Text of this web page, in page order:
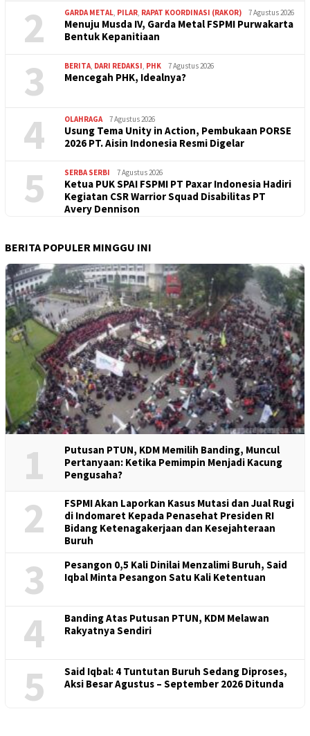
2 GARDA METAL PILAR RAPAT KOORDINASI (RAKOR) 7 Agustus 2026
Menuju Musda IV, Garda Metal FSPMI Purwakarta
Bentuk Kepanitiaan
3 BERITA DARI REDAKSI PHK 7 Agustus 2026
Mencegah PHK, Idealnya?
4 OLAHRAGA 7 Agustus 2026
Usung Tema Unity in Action, Pembukaan PORSE
2026 PT. Aisin Indonesia Resmi Digelar
5 SERBA SERBI 7 Agustus 2026
Ketua PUK SPAI FSPMI PT Paxar Indonesia Hadiri
Kegiatan CSR Warrior Squad Disabilitas PT
Avery Dennison
BERITA POPULER MINGGU INI
1
Putusan PTUN, KDM Memilih Banding, Muncul
Pertanyaan: Ketika Pemimpin Menjadi Kacung
Pengusaha?
2
FSPMI Akan Laporkan Kasus Mutasi dan Jual Rugi
di Indomaret Kepada Penasehat Presiden RI
Bidang Ketenagakerjaan dan Kesejahteraan
Buruh
3
Pesangon 0,5 Kali Dinilai Menzalimi Buruh, Said
Iqbal Minta Pesangon Satu Kali Ketentuan
4
Banding Atas Putusan PTUN, KDM Melawan
Rakyatnya Sendiri
5
Said Iqbal: 4 Tuntutan Buruh Sedang Diproses,
Aksi Besar Agustus – September 2026 Ditunda